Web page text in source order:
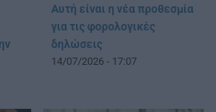
Αυτή είναι η νέα προθεσμία
για τις φορολογικές
δηλώσεις
14/07/2026 - 17:07